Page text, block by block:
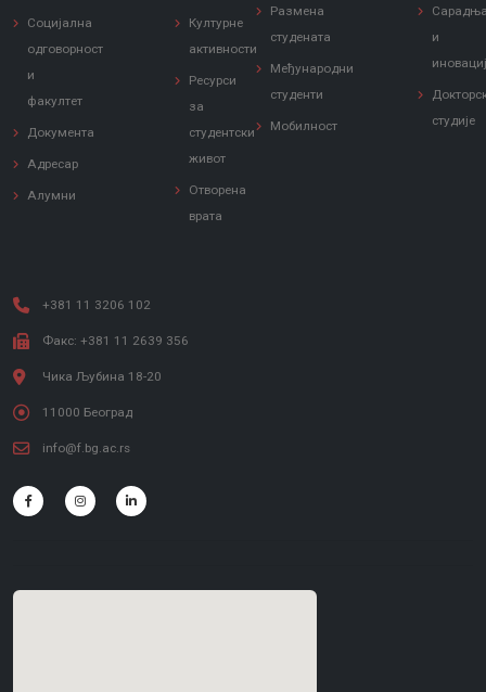
Социјална
одговорност
и
факултет
Документа
Адресар
Алумни
Културне
активности
Ресурси
за
студентски
живот
Отворена
врата
Размена
студената
Међународни
студенти
Мобилност
и
студије
+381 11 3206 102
Факс: +381 11 2639 356
Чика Љубина 18-20
11000 Београд
info@f.bg.ac.rs